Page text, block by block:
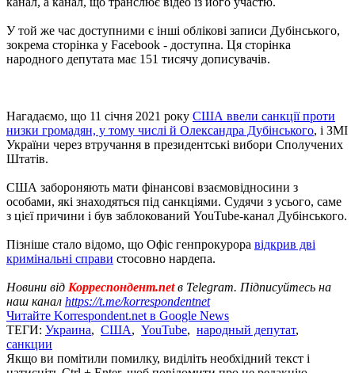
У той же час доступними є інші облікові записи Дубінського,
зокрема сторінка у Facebook - доступна. Ця сторінка
народного депутата має 151 тисячу дописувачів.
Нагадаємо, що 11 січня 2021 року США ввели санкції проти
низки громадян, у тому числі й Олександра Дубінського, і ЗМІ
України через втручання в президентські вибори Сполучених
Штатів.
США забороняють мати фінансові взаємовідносини з
особами, які знаходяться під санкціями. Судячи з усього, саме
з цієї причини і був заблокований YouTube-канал Дубінського.
Пізніше стало відомо, що Офіс генпрокурора відкрив дві
кримінальні справи стосовно нардепа.
Новини від Корреспондент.netв Telegram. Підписуйтесь на
наш канал https://t.me/korrespondentnet
Читайте Korrespondent.net в Google News
ТЕГИ: Украина, США, YouTube, народный депутат,
санкции
Якщо ви помітили помилку, виділіть необхідний текст і